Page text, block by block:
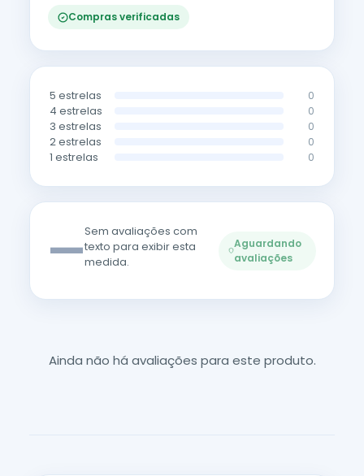
Compras verificadas
5 estrelas 0
4 estrelas 0
3 estrelas 0
2 estrelas 0
1 estrelas 0
—Sem avaliações com
texto para exibir esta
medida.
Aguardando
avaliações
Ainda não há avaliações para este produto.